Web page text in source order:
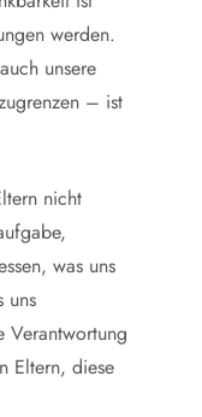
werden.
unsere
– ist
nicht
was uns
uns
Verantwortung
Eltern, diese